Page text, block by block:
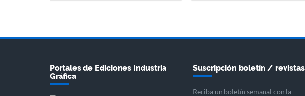
Portales de Ediciones Industria
Gráfica
Suscripción boletín / revistas
Reciba un boletín semanal con la